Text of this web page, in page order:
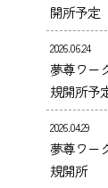
開所予定
2026.06.24
夢尊ワー
規開所予
2026.04.29
夢尊ワー
規開所